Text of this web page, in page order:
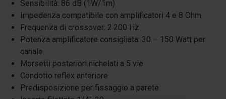
Sensibilità: 86 dB (1W/1m)
Impedenza compatibile con amplificatori 4 e 8 Ohm
Frequenza di crossover: 2.200 Hz
Potenza amplificatore consigliata: 30 – 150 Watt per
canale
Morsetti posteriori nichelati a 5 vie
Condotto reflex anteriore
Predisposizione per fissaggio a parete